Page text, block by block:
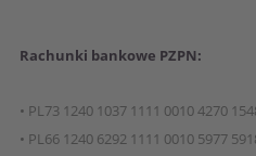
Rachunki bankowe PZPN:
• PL73 1240 1037 1111 0010 4270
• PL66 1240 6292 1111 0010 5977